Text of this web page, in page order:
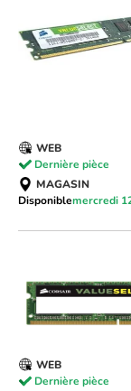
WEB
Dernière pièce
MAGASIN
Disponiblemercredi
WEB
Dernière pièce